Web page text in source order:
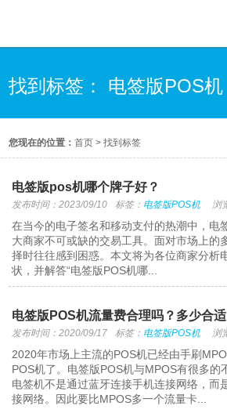
找到标签： 电签版POS机
您现在的位置：首页 >找到标签
电签版pos机哪个牌子好？
发布时间：2023/09/10 标签： 电签版POS机 浏
在当今的电子签名和移动支付的热潮中，电
大商家不可或缺的交易工具。面对市场上的
择时往往感到困惑。本文将为各位商家分析
状，并解答“电签版POS机哪...
电签版POS机流量费合理吗？多少合适
发布时间：2020/09/17 标签： 电签版POS机 浏
2020年市场上主流的POS机已经由手刷
POS机了。电签版POS机与MPOS有很多的
电签机不是通过蓝牙连接手机连接网络，而
接网络。因此要比MPOS多一个流量卡...